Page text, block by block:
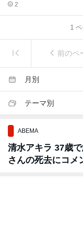
2
1
前のペ
月別
テーマ別
ABEMA
清水アキラ 37歳
さんの死去にコメ